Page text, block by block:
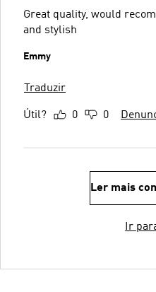
Great quality, would
and stylish
Emmy
Traduzir
Útil? 0 0
Ler mais
Ir